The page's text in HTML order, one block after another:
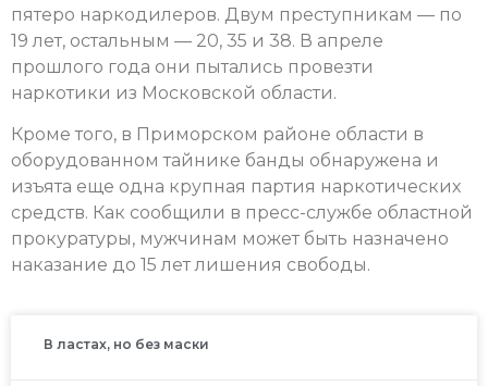
пятеро наркодилеров. Двум преступникам — по
19 лет, остальным — 20, 35 и 38. В апреле
прошлого года они пытались провезти
наркотики из Московской области.
Кроме того, в Приморском районе области в
оборудованном тайнике банды обнаружена и
изъята еще одна крупная партия наркотических
средств. Как сообщили в пресс-службе областной
прокуратуры, мужчинам может быть назначено
наказание до 15 лет лишения свободы.
В ластах, но без маски